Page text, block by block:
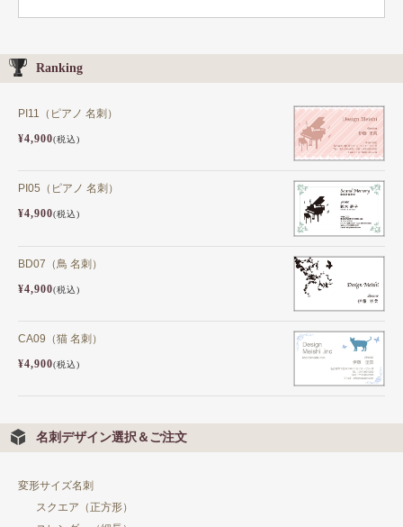
Ranking
PI11（ピアノ 名刺）
¥4,900(税込)
PI05（ピアノ 名刺）
¥4,900(税込)
BD07（鳥 名刺）
¥4,900(税込)
CA09（猫 名刺）
¥4,900(税込)
名刺デザイン選択＆ご注文
変形サイズ名刺
スクエア（正方形）